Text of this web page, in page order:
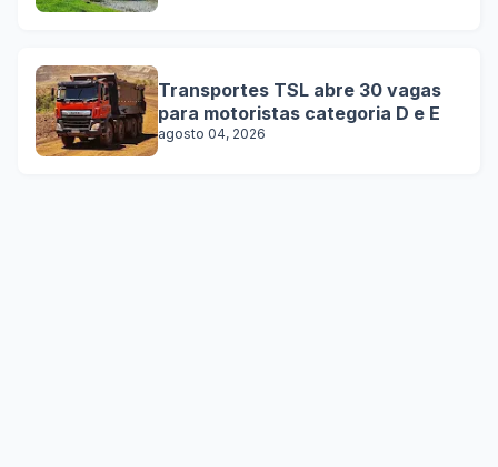
Transportes TSL abre 30 vagas
para motoristas categoria D e E
agosto 04, 2026